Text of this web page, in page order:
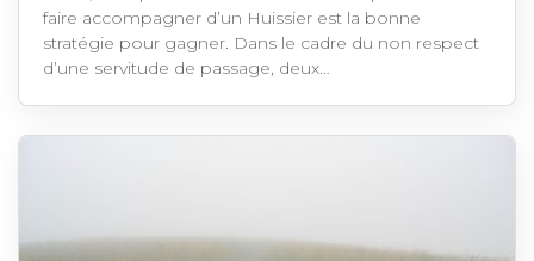
faire accompagner d’un Huissier est la bonne
stratégie pour gagner. Dans le cadre du non respect
d’une servitude de passage, deux…